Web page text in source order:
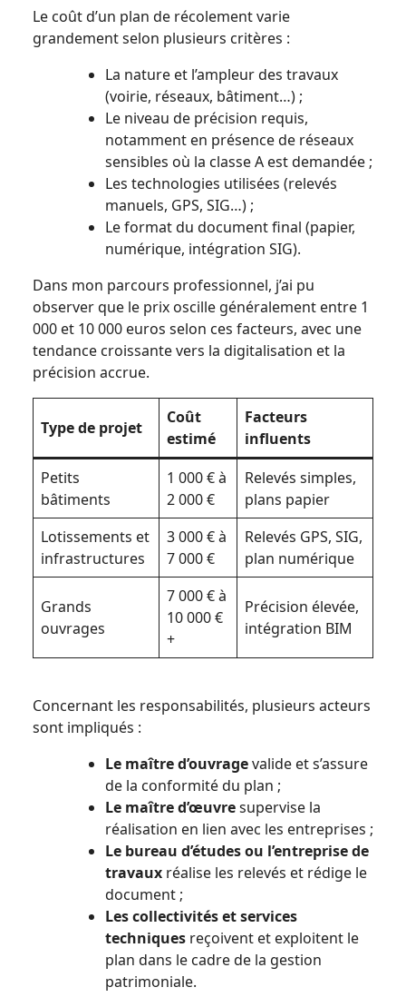
Le coût d’un plan de récolement varie
grandement selon plusieurs critères :
La nature et l’ampleur des travaux
(voirie, réseaux, bâtiment…) ;
Le niveau de précision requis,
notamment en présence de réseaux
sensibles où la classe A est demandée ;
Les technologies utilisées (relevés
manuels, GPS, SIG…) ;
Le format du document final (papier,
numérique, intégration SIG).
Dans mon parcours professionnel, j’ai pu
observer que le prix oscille généralement entre 1
000 et 10 000 euros selon ces facteurs, avec une
tendance croissante vers la digitalisation et la
précision accrue.
Type de projet
Coût
estimé
Facteurs
influents
Petits
bâtiments
1 000 € à
2 000 €
Relevés simples,
plans papier
Lotissements et
infrastructures
3 000 € à
7 000 €
Relevés GPS, SIG,
plan numérique
Grands
ouvrages
7 000 € à
10 000 €
+
Précision élevée,
intégration BIM
Concernant les responsabilités, plusieurs acteurs
sont impliqués :
Le maître d’ouvragevalide et s’assure
de la conformité du plan ;
Le maître d’œuvresupervise la
réalisation en lien avec les entreprises ;
Le bureau d’études ou l’entreprise de
travaux réalise les relevés et rédige le
document ;
Les collectivités et services
techniques reçoivent et exploitent le
plan dans le cadre de la gestion
patrimoniale.